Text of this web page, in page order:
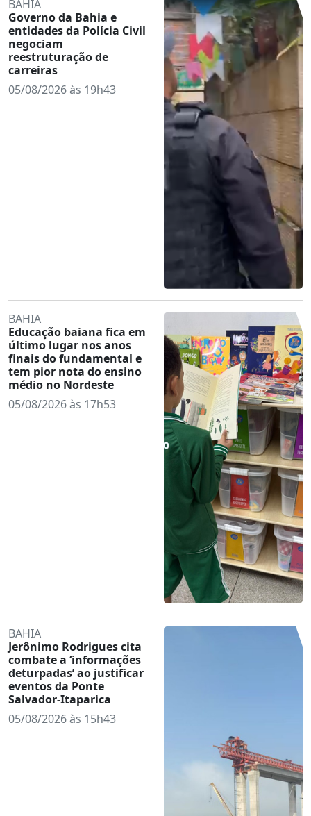
BAHIA
Governo da Bahia e
entidades da Polícia Civil
negociam
reestruturação de
carreiras
05/08/2026 às 19h43
BAHIA
Educação baiana fica em
último lugar nos anos
finais do fundamental e
tem pior nota do ensino
médio no Nordeste
05/08/2026 às 17h53
BAHIA
Jerônimo Rodrigues cita
combate a ‘informações
deturpadas’ ao justificar
eventos da Ponte
Salvador-Itaparica
05/08/2026 às 15h43